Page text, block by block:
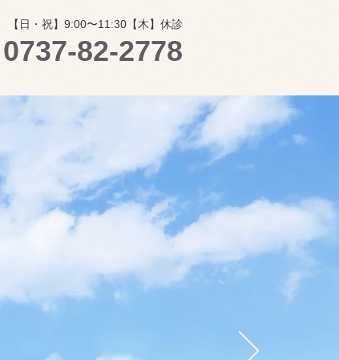
0737-82-2778
【日・祝】9:00〜11:30【木】休診